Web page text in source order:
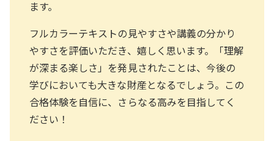
ます。
フルカラーテキストの見やすさや講義の分かり
やすさを評価いただき、嬉しく思います。「理解
が深まる楽しさ」を発見されたことは、今後の
学びにおいても大きな財産となるでしょう。この
合格体験を自信に、さらなる高みを目指してく
ださい！